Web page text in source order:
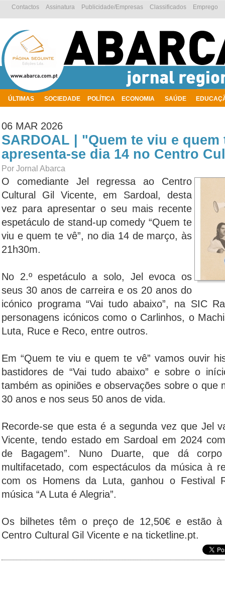
ÚLTIMAS SOCIEDADE POLÍTICA ECONOMIA SAÚDE
Emprego
Classificados
Publicidade/Empresas
Assinatura
Contactos
06 MAR 2026
SARDOAL | "Quem te viu e
apresenta-se dia 14 no Centro
Por Jornal Abarca
O comediante Jel regressa ao Centro
Cultural Gil Vicente, em Sardoal, desta
vez para apresentar o seu mais recente
espetáculo de stand-up comedy “Quem te
viu e quem te vê”, no dia 14 de março, às
21h30m.
No 2.º espetáculo a solo, Jel evoca os
seus 30 anos de carreira e os 20 anos do
icónico programa “Vai tudo abaixo”, na SIC
personagens icónicos como o Carlinhos, o
Luta, Ruce e Reco, entre outros.
Em “Quem te viu e quem te vê” vamos ouvir
bastidores de “Vai tudo abaixo” e sobre o
também as opiniões e observações sobre o que
30 anos e nos seus 50 anos de vida.
Recorde-se que esta é a segunda vez que Jel
Vicente, tendo estado em Sardoal em 2024
de Bagagem”. Nuno Duarte, que dá
multifacetado, com espectáculos da música à
com os Homens da Luta, ganhou o Festival
música “A Luta é Alegria”.
Os bilhetes têm o preço de 12,50€ e estão
Centro Cultural Gil Vicente e na ticketline.pt.